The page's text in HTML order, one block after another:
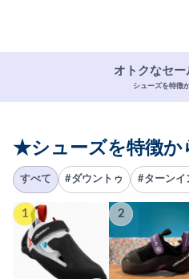
オトクなセー
シューズを特徴
★シューズを特徴か
すべて #ダウントゥ #ターンイ
1 2